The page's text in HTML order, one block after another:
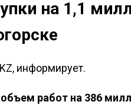
на 1,1
информирует.
работ на 386